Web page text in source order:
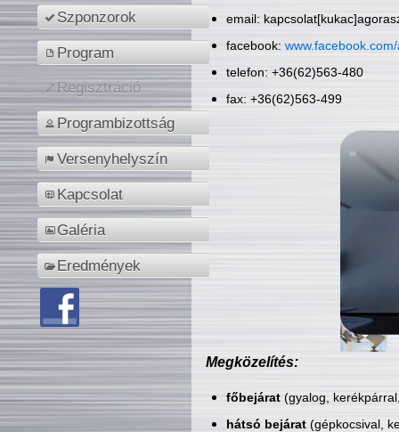
Szponzorok
Program
Regisztráció
Programbizottság
Versenyhelyszín
Kapcsolat
Galéria
Eredmények
email:
facebook:
telefon: +36(62)563-480
fax: +36(62)563-499
Megközelítés:
főbejárat(gyalog,
hátsó bejárat(gépkocsival,